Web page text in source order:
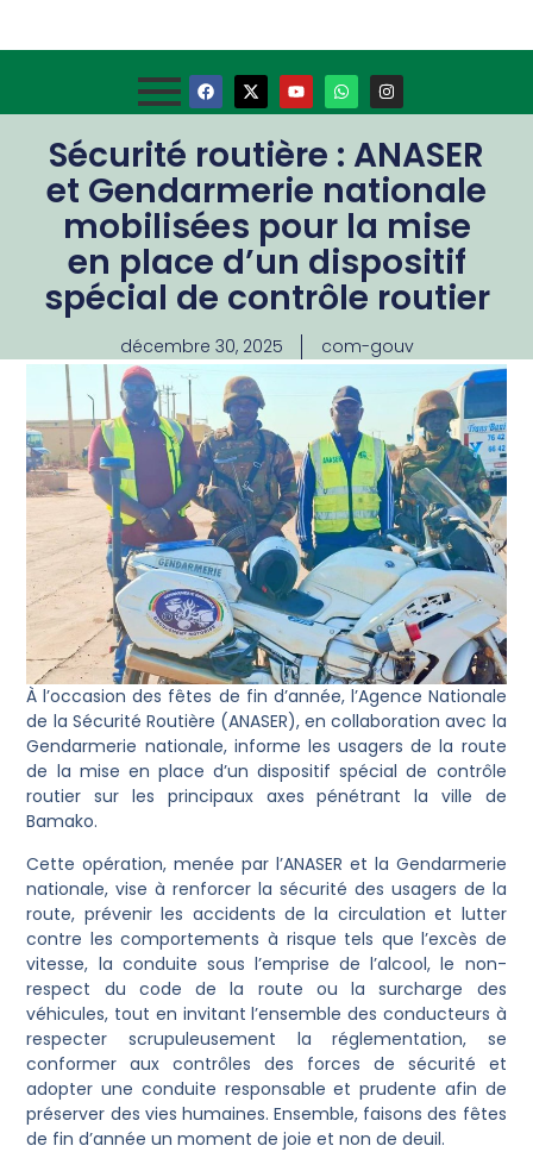
Sécurité routière : ANASER
et Gendarmerie nationale
mobilisées pour la mise
en place d’un dispositif
spécial de contrôle routier
décembre 30, 2025 com-gouv
À l’occasion des fêtes de fin d’année, l’Agence Nationale
de la Sécurité Routière (ANASER), en collaboration avec la
Gendarmerie nationale, informe les usagers de la route
de la mise en place d’un dispositif spécial de contrôle
routier sur les principaux axes pénétrant la ville de
Bamako.
Cette opération, menée par l’ANASER et la Gendarmerie
nationale, vise à renforcer la sécurité des usagers de la
route, prévenir les accidents de la circulation et lutter
contre les comportements à risque tels que l’excès de
vitesse, la conduite sous l’emprise de l’alcool, le non-
respect du code de la route ou la surcharge des
véhicules, tout en invitant l’ensemble des conducteurs à
respecter scrupuleusement la réglementation, se
conformer aux contrôles des forces de sécurité et
adopter une conduite responsable et prudente afin de
préserver des vies humaines. Ensemble, faisons des fêtes
de fin d’année un moment de joie et non de deuil.